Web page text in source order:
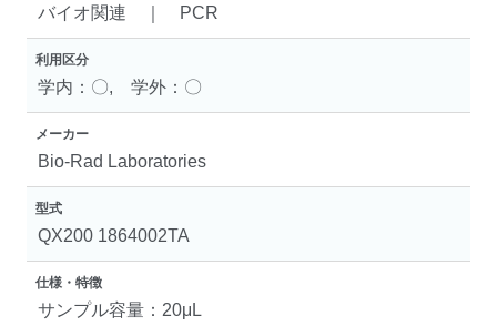
バイオ関連 ｜ PCR
利用区分
学内：〇, 学外：〇
メーカー
Bio-Rad Laboratories
型式
QX200 1864002TA
仕様・特徴
サンプル容量：20μL